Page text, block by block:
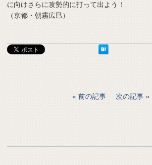
に向けさらに攻勢的に打って出よう！
（京都・朝霧広巳）
前の記事 次の記事